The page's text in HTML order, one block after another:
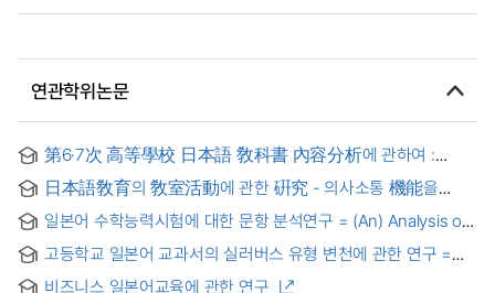
연관학위논문
第6·7次 高等學校 日本語 敎科書 內容分析에 관하여 :
練習問題를 중심으로 = (The) 6th and 7th content analyses
of high school Japanese textbook : mainly on practicing
questions
日本語敎育의 敎室活動에 관한 硏究 - 의사소통 機能을
in communicative language teaching in Japanese
Education.
일본어 수학능력시험에 대한 문항 분석연구 = (An) Analysis of
Japanese
고등학교 일본어 교과서의 실러버스 유형 변천에 관한 연구 =
비즈니스 일본어교육에 관한 연구